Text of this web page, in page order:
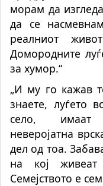
морам да
да се
реалниот
Домородните
за хумор.“
„И му го кажав
знаете, луѓето
село, имаат
неверојатна
дел од тоа.
на кој
Семејството е